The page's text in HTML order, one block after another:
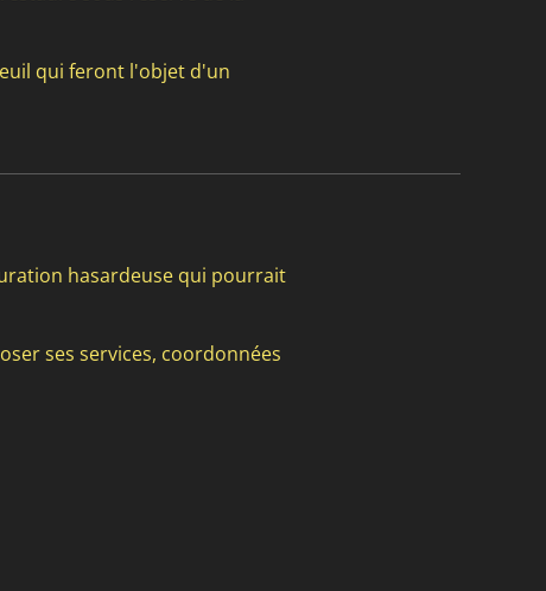
qui feront l'objet d'un
hasardeuse qui pourrait
ses services, coordonnées